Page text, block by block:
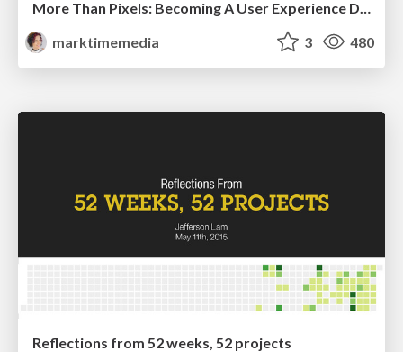
marktimemedia
3 480
Reflections from 52 weeks, 52 projects